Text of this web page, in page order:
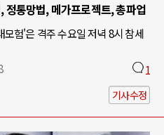
정통망법, 메가프로젝트, 총파업
험'은 격주 수요일 저녁 8시 참세
1
기사수정